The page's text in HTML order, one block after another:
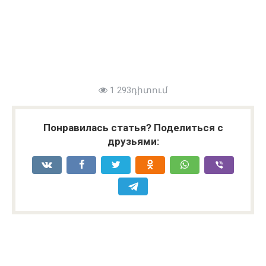
1 293դիտում
Понравилась статья? Поделиться с
друзьями: